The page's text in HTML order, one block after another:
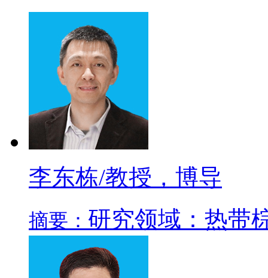
李东栋/教授，博导
摘要： 研究领域：热带